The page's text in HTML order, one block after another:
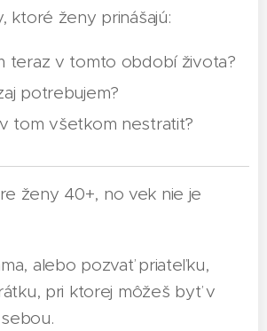
ktoré ženy prinášajú:
teraz v tomto období života?
potrebujem?
tom všetkom nestratiť?
ženy 40+, no vek nie je
alebo pozvať priateľku,
pri ktorej môžeš byť v